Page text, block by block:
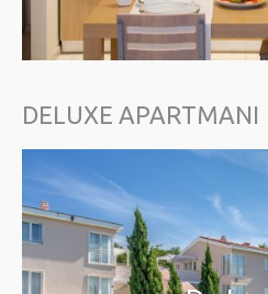
DELUXE APARTMANI